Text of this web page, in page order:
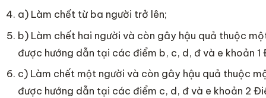
a) Làm chết từ ba người trở lên;
b) Làm chết hai người và còn gây hậu quả thuộc
được hướng dẫn tại các điểm b, c, d, đ và e khoản 1
c) Làm chết một người và còn gây hậu quả thuộc
được hướng dẫn tại các điểm c, d, đ và e khoản 2